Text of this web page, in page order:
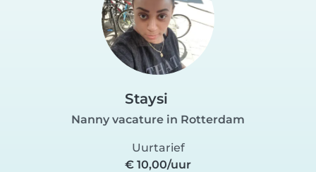
Staysi
Nanny vacature in Rotterdam
Uurtarief
€ 10,00/uur